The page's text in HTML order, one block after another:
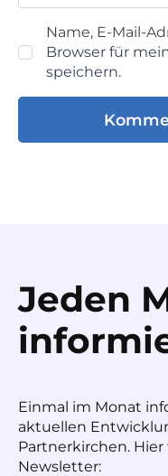
Name, E-Mail-
Browser für
speichern.
Jeden
Einmal im Monat
aktuellen
Partnerkirchen.
Newsletter: